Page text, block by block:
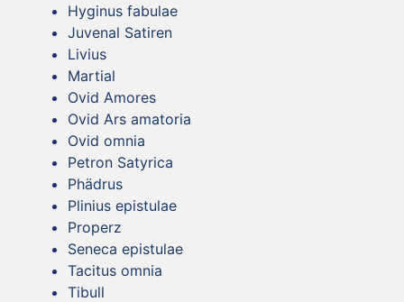
Hyginus fabulae
Juvenal Satiren
Livius
Martial
Ovid Amores
Ovid Ars amatoria
Ovid omnia
Petron Satyrica
Phädrus
Plinius epistulae
Properz
Seneca epistulae
Tacitus omnia
Tibull